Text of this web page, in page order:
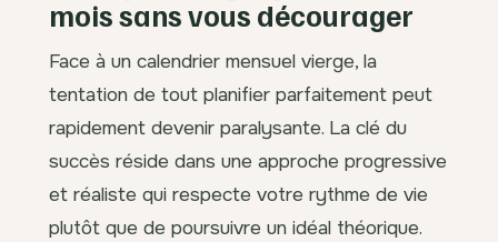
mois sans vous décourager
Face à un calendrier mensuel vierge, la
tentation de tout planifier parfaitement peut
rapidement devenir paralysante. La clé du
succès réside dans une approche progressive
et réaliste qui respecte votre rythme de vie
plutôt que de poursuivre un idéal théorique.